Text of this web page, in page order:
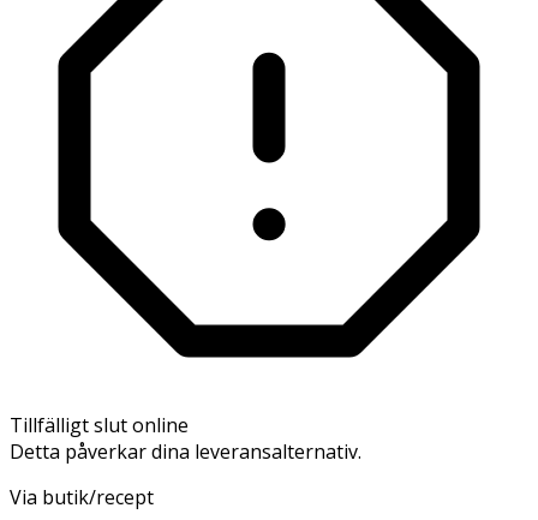
Tillfälligt slut online
Detta påverkar dina leveransalternativ.
Via butik/recept